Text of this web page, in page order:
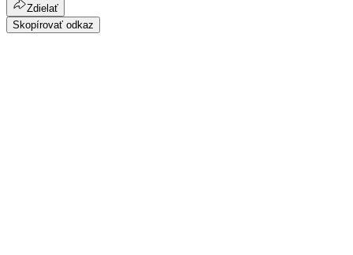
Zdielať
Skopírovať odkaz